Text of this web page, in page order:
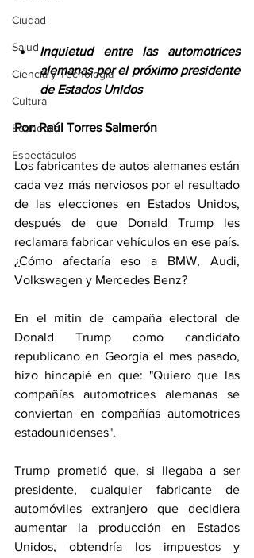
Ciudad
Salud
Ciencia y Tecnología
Cultura
Economía
Espectáculos
Inquietud entre las automotrices
alemanas por el próximo presidente
de Estados Unidos
Por: Raúl Torres Salmerón
Los fabricantes de autos alemanes están
cada vez más nerviosos por el resultado
de las elecciones en Estados Unidos,
después de que Donald Trump les
reclamara fabricar vehículos en ese país.
¿Cómo afectaría eso a BMW, Audi,
Volkswagen y Mercedes Benz?
En el mitin de campaña electoral de
Donald Trump como candidato
republicano en Georgia el mes pasado,
hizo hincapié en que: "Quiero que las
compañías automotrices alemanas se
conviertan en compañías automotrices
estadounidenses".
Trump prometió que, si llegaba a ser
presidente, cualquier fabricante de
automóviles extranjero que decidiera
aumentar la producción en Estados
Unidos, obtendría los impuestos y